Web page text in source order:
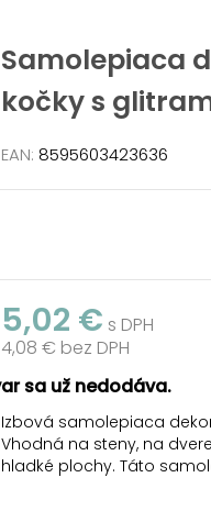
Samolepiaca
kočky s
EAN: 8595603423636
5,02 € s DPH
4,08 € bez DPH
sa už nedodáva.
Izbová samolepiaca
Vhodná na steny, na
hladké plochy. Táto
vašu obývačku, kúpeľňu,